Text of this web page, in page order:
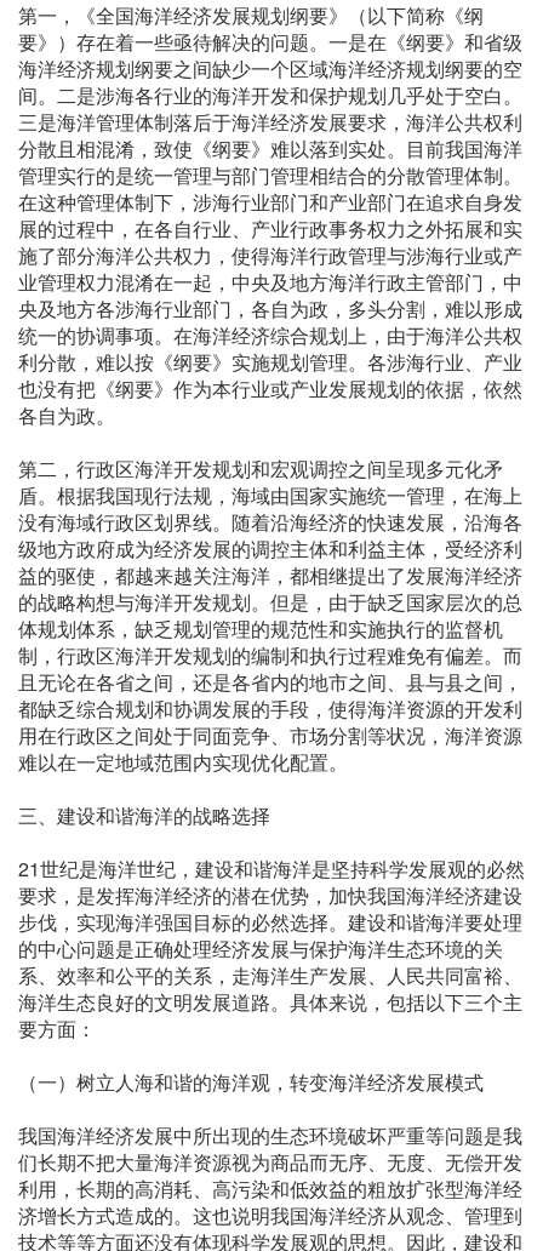
第一，《全国海洋经济发展规划纲要》（以下简称《纲
要》）存在着一些亟待解决的问题。一是在《纲要》和省级
海洋经济规划纲要之间缺少一个区域海洋经济规划纲要的空
间。二是涉海各行业的海洋开发和保护规划几乎处于空白。
三是海洋管理体制落后于海洋经济发展要求，海洋公共权利
分散且相混淆，致使《纲要》难以落到实处。目前我国海洋
管理实行的是统一管理与部门管理相结合的分散管理体制。
在这种管理体制下，涉海行业部门和产业部门在追求自身发
展的过程中，在各自行业、产业行政事务权力之外拓展和实
施了部分海洋公共权力，使得海洋行政管理与涉海行业或产
业管理权力混淆在一起，中央及地方海洋行政主管部门，中
央及地方各涉海行业部门，各自为政，多头分割，难以形成
统一的协调事项。在海洋经济综合规划上，由于海洋公共权
利分散，难以按《纲要》实施规划管理。各涉海行业、产业
也没有把《纲要》作为本行业或产业发展规划的依据，依然
各自为政。
第二，行政区海洋开发规划和宏观调控之间呈现多元化矛
盾。根据我国现行法规，海域由国家实施统一管理，在海上
没有海域行政区划界线。随着沿海经济的快速发展，沿海各
级地方政府成为经济发展的调控主体和利益主体，受经济利
益的驱使，都越来越关注海洋，都相继提出了发展海洋经济
的战略构想与海洋开发规划。但是，由于缺乏国家层次的总
体规划体系，缺乏规划管理的规范性和实施执行的监督机
制，行政区海洋开发规划的编制和执行过程难免有偏差。而
且无论在各省之间，还是各省内的地市之间、县与县之间，
都缺乏综合规划和协调发展的手段，使得海洋资源的开发利
用在行政区之间处于同面竞争、市场分割等状况，海洋资源
难以在一定地域范围内实现优化配置。
三、建设和谐海洋的战略选择
21世纪是海洋世纪，建设和谐海洋是坚持科学发展观的必然
要求，是发挥海洋经济的潜在优势，加快我国海洋经济建设
步伐，实现海洋强国目标的必然选择。建设和谐海洋要处理
的中心问题是正确处理经济发展与保护海洋生态环境的关
系、效率和公平的关系，走海洋生产发展、人民共同富裕、
海洋生态良好的文明发展道路。具体来说，包括以下三个主
要方面：
（一）树立人海和谐的海洋观，转变海洋经济发展模式
我国海洋经济发展中所出现的生态环境破坏严重等问题是我
们长期不把大量海洋资源视为商品而无序、无度、无偿开发
利用，长期的高消耗、高污染和低效益的粗放扩张型海洋经
济增长方式造成的。这也说明我国海洋经济从观念、管理到
技术等等方面还没有体现科学发展观的思想。因此，建设和